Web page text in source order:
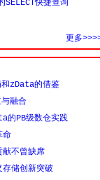
快捷查询
更多
zData的借鉴
融合
的PB级数仓实践
命
献不曾缺席
存储创新突破